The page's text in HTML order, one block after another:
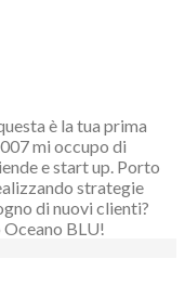
è la tua prima
mi occupo di
e start up. Porto
strategie
di nuovi clienti?
BLU!